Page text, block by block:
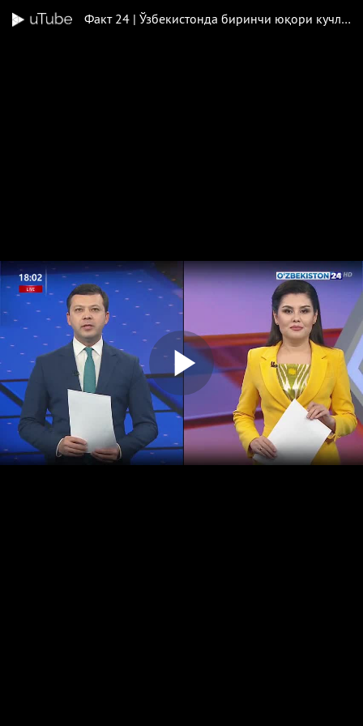
Факт 24 | Ўзбекистонда биринчи юқори кучланишли рақамли подстанция қурилади
Play
Video